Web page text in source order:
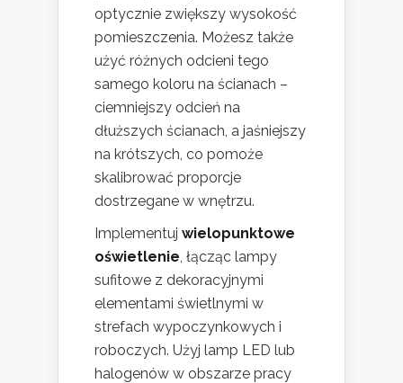
optycznie zwiększy wysokość
pomieszczenia. Możesz także
użyć różnych odcieni tego
samego koloru na ścianach –
ciemniejszy odcień na
dłuższych ścianach, a jaśniejszy
na krótszych, co pomoże
skalibrować proporcje
dostrzegane w wnętrzu.
Implementuj wielopunktowe
oświetlenie, łącząc lampy
sufitowe z dekoracyjnymi
elementami świetlnymi w
strefach wypoczynkowych i
roboczych. Użyj lamp LED lub
halogenów w obszarze pracy